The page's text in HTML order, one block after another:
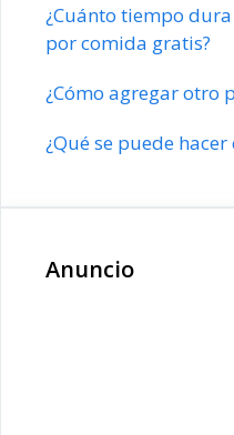
¿Cuánto tiempo
por comida gratis?
¿Cómo agregar otro
¿Qué se puede
Anuncio